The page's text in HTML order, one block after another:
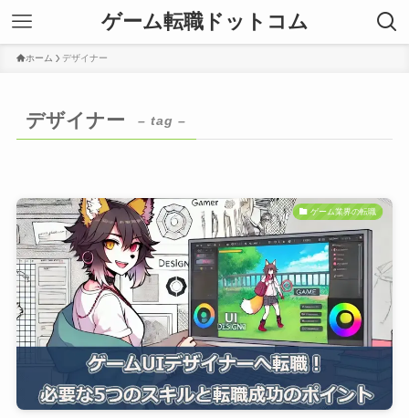
ゲーム転職ドットコム
ホーム デザイナー
デザイナー – tag –
ゲーム業界の転職